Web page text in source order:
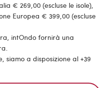
€ 269,00 (escluse le isole),
Europea € 399,00 (escluse
intOndo fornirà una
siamo a disposizione al +39